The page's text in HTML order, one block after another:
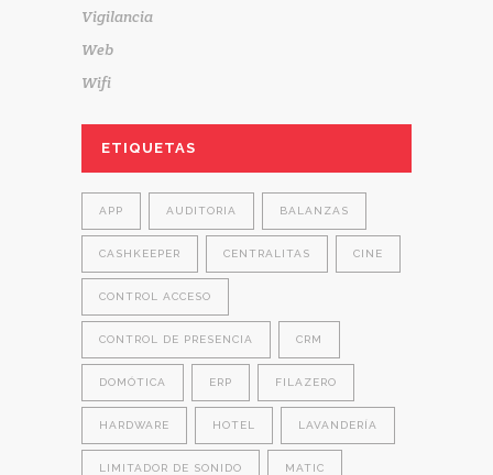
Vigilancia
Web
Wifi
ETIQUETAS
APP AUDITORIA BALANZAS
CASHKEEPER CENTRALITAS CINE
CONTROL ACCESO
CONTROL DE PRESENCIA CRM
DOMÓTICA ERP FILAZERO
HARDWARE HOTEL LAVANDERÍA
LIMITADOR DE SONIDO MATIC